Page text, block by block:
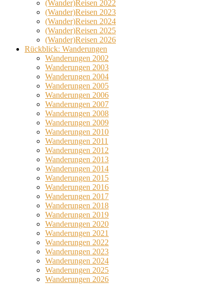
(Wander)Reisen 2022
(Wander)Reisen 2023
(Wander)Reisen 2024
(Wander)Reisen 2025
(Wander)Reisen 2026
Rückblick: Wanderungen
Wanderungen 2002
Wanderungen 2003
Wanderungen 2004
Wanderungen 2005
Wanderungen 2006
Wanderungen 2007
Wanderungen 2008
Wanderungen 2009
Wanderungen 2010
Wanderungen 2011
Wanderungen 2012
Wanderungen 2013
Wanderungen 2014
Wanderungen 2015
Wanderungen 2016
Wanderungen 2017
Wanderungen 2018
Wanderungen 2019
Wanderungen 2020
Wanderungen 2021
Wanderungen 2022
Wanderungen 2023
Wanderungen 2024
Wanderungen 2025
Wanderungen 2026